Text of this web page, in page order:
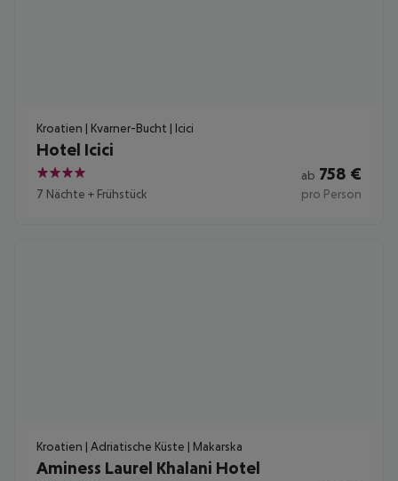
Kroatien | Kvarner-Bucht | Icici
Hotel Icici
4
7 Nächte + Frühstück
ab 758 €
pro Person
Kroatien | Adriatische Küste | Makarska
Aminess Laurel Khalani Hotel